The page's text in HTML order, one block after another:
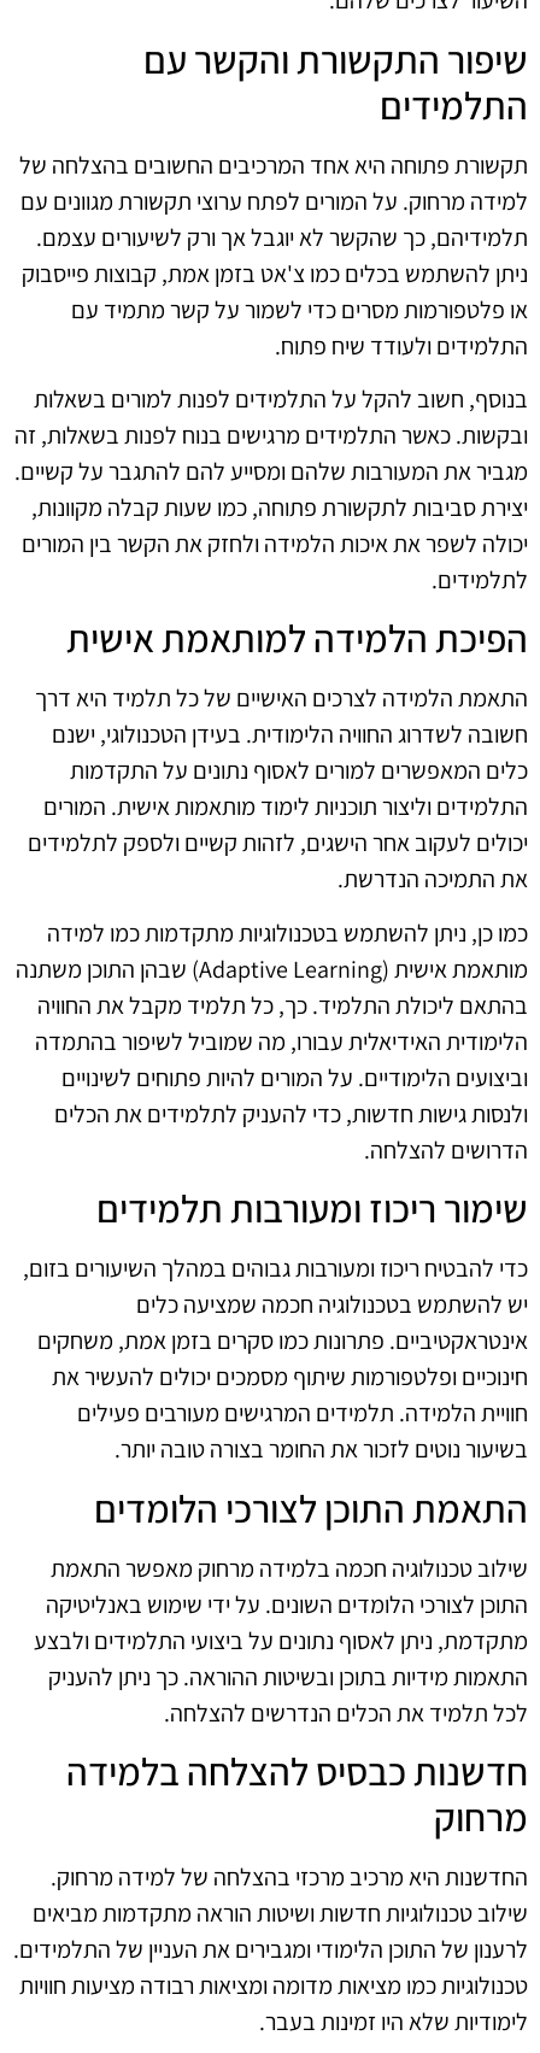
שיפור התקשורת והקשר עם
התלמידים
תקשורת פתוחה היא אחד המרכיבים החשובים בהצלחה של
למידה מרחוק. על המורים לפתח ערוצי תקשורת מגוונים עם
תלמידיהם, כך שהקשר לא יוגבל אך ורק לשיעורים עצמם.
ניתן להשתמש בכלים כמו צ'אט בזמן אמת, קבוצות פייסבוק
או פלטפורמות מסרים כדי לשמור על קשר מתמיד עם
התלמידים ולעודד שיח פתוח.
בנוסף, חשוב להקל על התלמידים לפנות למורים בשאלות
ובקשות. כאשר התלמידים מרגישים בנוח לפנות בשאלות, זה
מגביר את המעורבות שלהם ומסייע להם להתגבר על קשיים.
יצירת סביבות לתקשורת פתוחה, כמו שעות קבלה מקוונות,
יכולה לשפר את איכות הלמידה ולחזק את הקשר בין המורים
לתלמידים.
הפיכת הלמידה למותאמת אישית
התאמת הלמידה לצרכים האישיים של כל תלמיד היא דרך
חשובה לשדרוג החוויה הלימודית. בעידן הטכנולוגי, ישנם
כלים המאפשרים למורים לאסוף נתונים על התקדמות
התלמידים וליצור תוכניות לימוד מותאמות אישית. המורים
יכולים לעקוב אחר הישגים, לזהות קשיים ולספק לתלמידים
את התמיכה הנדרשת.
כמו כן, ניתן להשתמש בטכנולוגיות מתקדמות כמו למידה
מותאמת אישית (Adaptive Learning) שבהן התוכן משתנה
בהתאם ליכולת התלמיד. כך, כל תלמיד מקבל את החוויה
הלימודית האידיאלית עבורו, מה שמוביל לשיפור בהתמדה
וביצועים הלימודיים. על המורים להיות פתוחים לשינויים
ולנסות גישות חדשות, כדי להעניק לתלמידים את הכלים
הדרושים להצלחה.
שימור ריכוז ומעורבות תלמידים
כדי להבטיח ריכוז ומעורבות גבוהים במהלך השיעורים בזום,
יש להשתמש בטכנולוגיה חכמה שמציעה כלים
אינטראקטיביים. פתרונות כמו סקרים בזמן אמת, משחקים
חינוכיים ופלטפורמות שיתוף מסמכים יכולים להעשיר את
חוויית הלמידה. תלמידים המרגישים מעורבים פעילים
בשיעור נוטים לזכור את החומר בצורה טובה יותר.
התאמת התוכן לצורכי הלומדים
שילוב טכנולוגיה חכמה בלמידה מרחוק מאפשר התאמת
התוכן לצורכי הלומדים השונים. על ידי שימוש באנליטיקה
מתקדמת, ניתן לאסוף נתונים על ביצועי התלמידים ולבצע
התאמות מידיות בתוכן ובשיטות ההוראה. כך ניתן להעניק
לכל תלמיד את הכלים הנדרשים להצלחה.
חדשנות כבסיס להצלחה בלמידה
מרחוק
החדשנות היא מרכיב מרכזי בהצלחה של למידה מרחוק.
שילוב טכנולוגיות חדשות ושיטות הוראה מתקדמות מביאים
לרענון של התוכן הלימודי ומגבירים את העניין של התלמידים.
טכנולוגיות כמו מציאות מדומה ומציאות רבודה מציעות חוויות
לימודיות שלא היו זמינות בעבר.